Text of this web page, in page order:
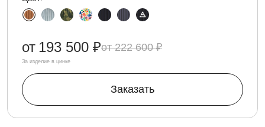
222 600 ₽
от 193 500 ₽
За изделие в цинке
Заказать